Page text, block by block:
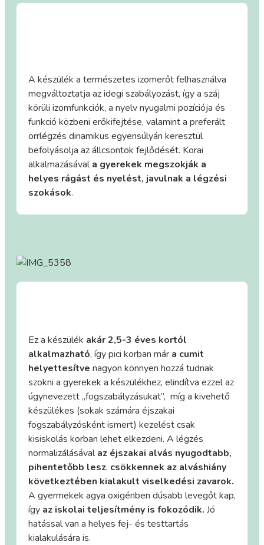
A készülék a természetes izomerőt felhasználva
megváltoztatja az idegi szabályozást, így a száj
körüli izomfunkciók, a nyelv nyugalmi pozíciója és
funkció közbeni erőkifejtése, valamint a preferált
orrlégzés dinamikus egyensúlyán keresztül
befolyásolja az állcsontok fejlődését. Korai
alkalmazásávala gyerekek megszokják a
helyes rágást és nyelést, javulnak a légzési
szokások.
Ez a készülék akár 2,5-3 éves kortól
alkalmazható, így pici korban már a cumit
helyettesítve nagyon könnyen hozzá tudnak
szokni a gyerekek a készülékhez, elindítva ezzel az
úgynevezett „fogszabályzásukat”, míg a kivehető
készülékes (sokak számára éjszakai
fogszabályzósként ismert) kezelést csak
kisiskolás korban lehet elkezdeni. A légzés
normalizálásávalaz éjszakai alvás nyugodtabb,
pihentetőbb lesz, csökkennek az alváshiány
következtében kialakult viselkedési zavarok.
A gyermekek agya oxigénben dúsabb levegőt kap,
így az iskolai teljesítmény is fokozódik. Jó
hatással van a helyes fej- és testtartás
kialakulására is.